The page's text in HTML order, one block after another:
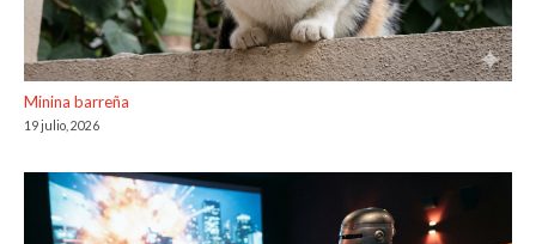
Minina barreña
19 julio, 2026